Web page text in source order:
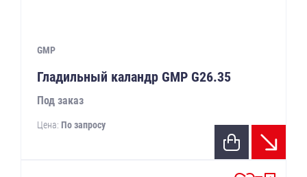
GMP
Гладильный каландр GMP G26.35
Под заказ
Цена: По запросу